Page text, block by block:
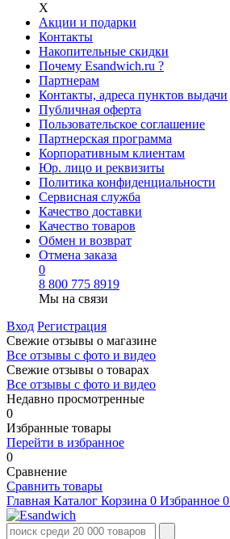
Х
Акции и подарки
Контакты
Накопительные скидки
Почему Esandwich.ru ?
Партнерам
Контакты, адреса пунктов выдачи
Публичная оферта
Пользовательское соглашение
Партнерская программа
Корпоративным клиентам
Юр. лицо и реквизиты
Политика конфиденциальности
Сервисная служба
Качество доставки
Качество товаров
Обмен и возврат
Отмена заказа
0
8 800 775 8919
Мы на связи
Вход Регистрация
Свежие отзывы о магазине
Все отзывы с фото и видео
Свежие отзывы о товарах
Все отзывы c фото и видео
Недавно просмотренные
0
Избранные товары
Перейти в избранное
0
Сравнение
Сравнить товары
Главная Каталог Корзина 0 Избранное 0